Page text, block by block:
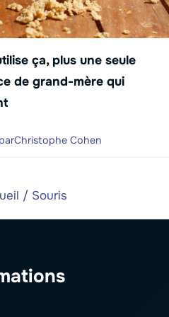
ça, plus une seule
de grand-mère qui
parChristophe Cohen
/ Souris